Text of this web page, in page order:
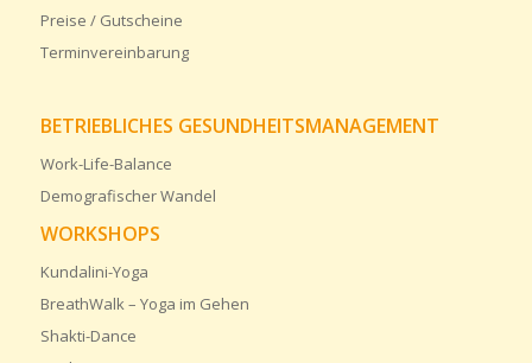
Preise / Gutscheine
Terminvereinbarung
BETRIEBLICHES GESUNDHEITSMANAGEMENT
Work-Life-Balance
Demografischer Wandel
WORKSHOPS
Kundalini-Yoga
BreathWalk – Yoga im Gehen
Shakti-Dance